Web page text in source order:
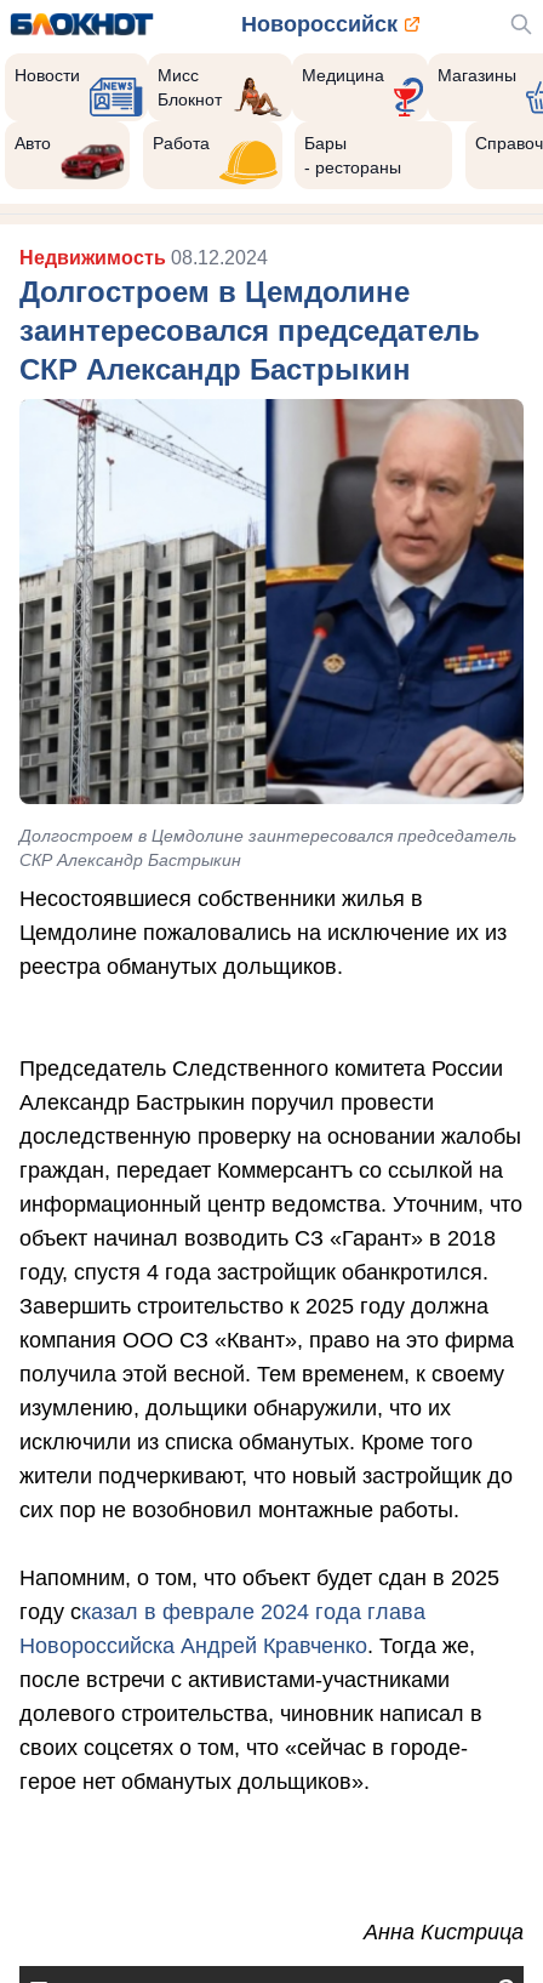
Новороссийск
Новости
Мисс
Блокнот
Медицина Магазины
Авто Работа
Бары
- рестораны
Недвижимость 08.12.2024
Долгостроем в Цемдолине
заинтересовался председатель
СКР Александр Бастрыкин
Долгостроем в Цемдолине заинтересовался председатель
СКР Александр Бастрыкин
Несостоявшиеся собственники жилья в
Цемдолине пожаловались на исключение их из
реестра обманутых дольщиков.
Председатель Следственного комитета России
Александр Бастрыкин поручил провести
доследственную проверку на основании жалобы
граждан, передает Коммерсантъ со ссылкой на
информационный центр ведомства. Уточним, что
объект начинал возводить СЗ «Гарант» в 2018
году, спустя 4 года застройщик обанкротился.
Завершить строительство к 2025 году должна
компания ООО СЗ «Квант», право на это фирма
получила этой весной. Тем временем, к своему
изумлению, дольщики обнаружили, что их
исключили из списка обманутых. Кроме того
жители подчеркивают, что новый застройщик до
сих пор не возобновил монтажные работы.
Напомним, о том, что объект будет сдан в 2025
году сказал в феврале 2024 года глава
Новороссийска Андрей Кравченко. Тогда же,
после встречи с активистами-участниками
долевого строительства, чиновник написал в
своих соцсетях о том, что «сейчас в городе-
герое нет обманутых дольщиков».
Анна Кистрица